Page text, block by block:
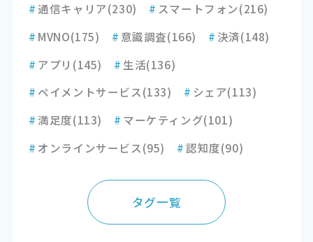
#通信キャリア(230) # スマートフォン(216)
# MVNO(175) # 意識調査(166) # 決済(148)
# アプリ (145) # 生活(136)
# ペイメントサービス(133) # シェア(113)
#満足度(113) # マーケティング(101)
# オンラインサービス(95) #認知度(90)
タグ一覧